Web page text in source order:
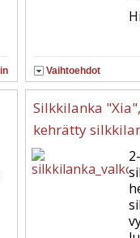
Vaihtoehdot
Silkkilanka
kehrätty